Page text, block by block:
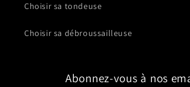
Choisir sa tondeuse
Choisir sa débroussailleuse
Abonnez-vous à nos